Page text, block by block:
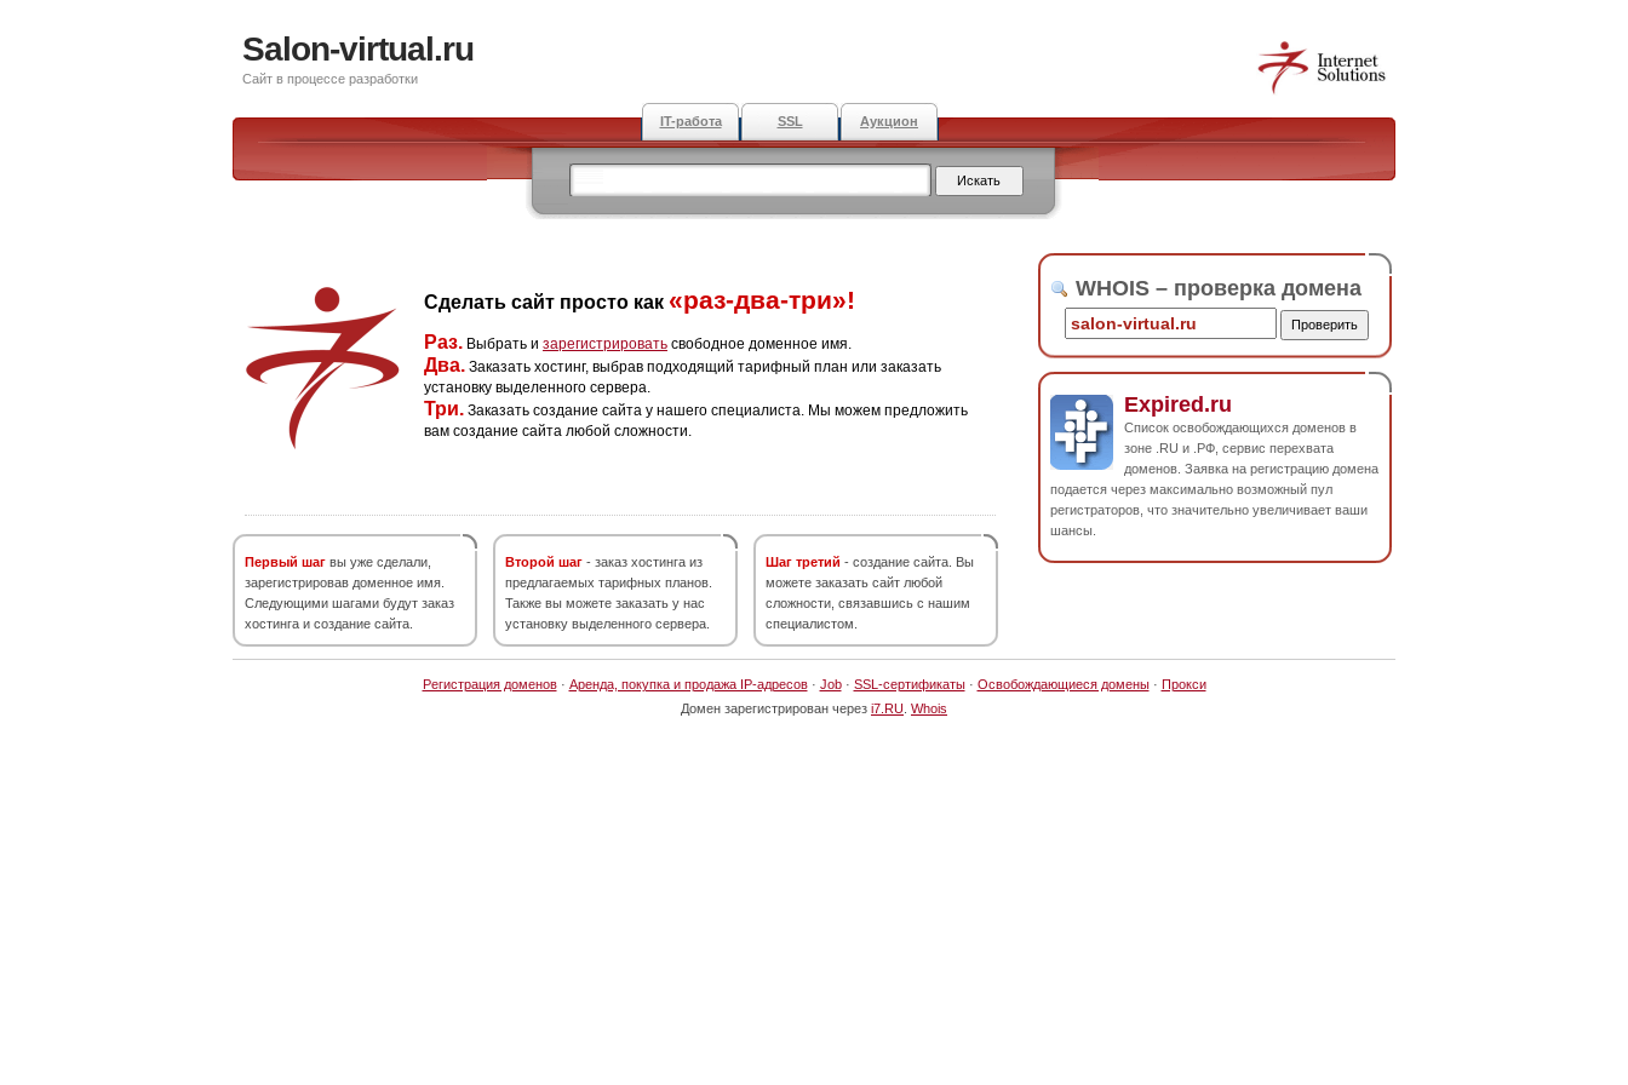
Salon-virtual.ru
Сайт в процессе разработки
IT-работа SSL Аукцион
Сделать сайт просто как «раз-два-три»!
Раз. Выбрать и зарегистрировать свободное доменное имя.
Два. Заказать хостинг, выбрав подходящий тарифный план или заказать
установку выделенного сервера.
Три. Заказать создание сайта у нашего специалиста. Мы можем предложить
вам создание сайта любой сложности.
Первый шаг вы уже сделали,
зарегистрировав доменное имя.
Следующими шагами будут заказ
хостинга и создание сайта.
Второй шаг - заказ хостинга из
предлагаемых тарифных планов.
Также вы можете заказать у нас
установку выделенного сервера.
Шаг третий - создание сайта. Вы
можете заказать сайт любой
сложности, связавшись с нашим
специалистом.
WHOIS – проверка домена
Expired.ru
Список освобождающихся доменов в
зоне .RU и .РФ, сервис перехвата
доменов. Заявка на регистрацию домена
подается через максимально возможный пул
регистраторов, что значительно увеличивает ваши
шансы.
Регистрация доменов· Аренда, покупка и продажа IP-адресов· Job· SSL-сертификаты· Освобождающиеся домены· Прокси
Домен зарегистрирован через i7.RU Whois